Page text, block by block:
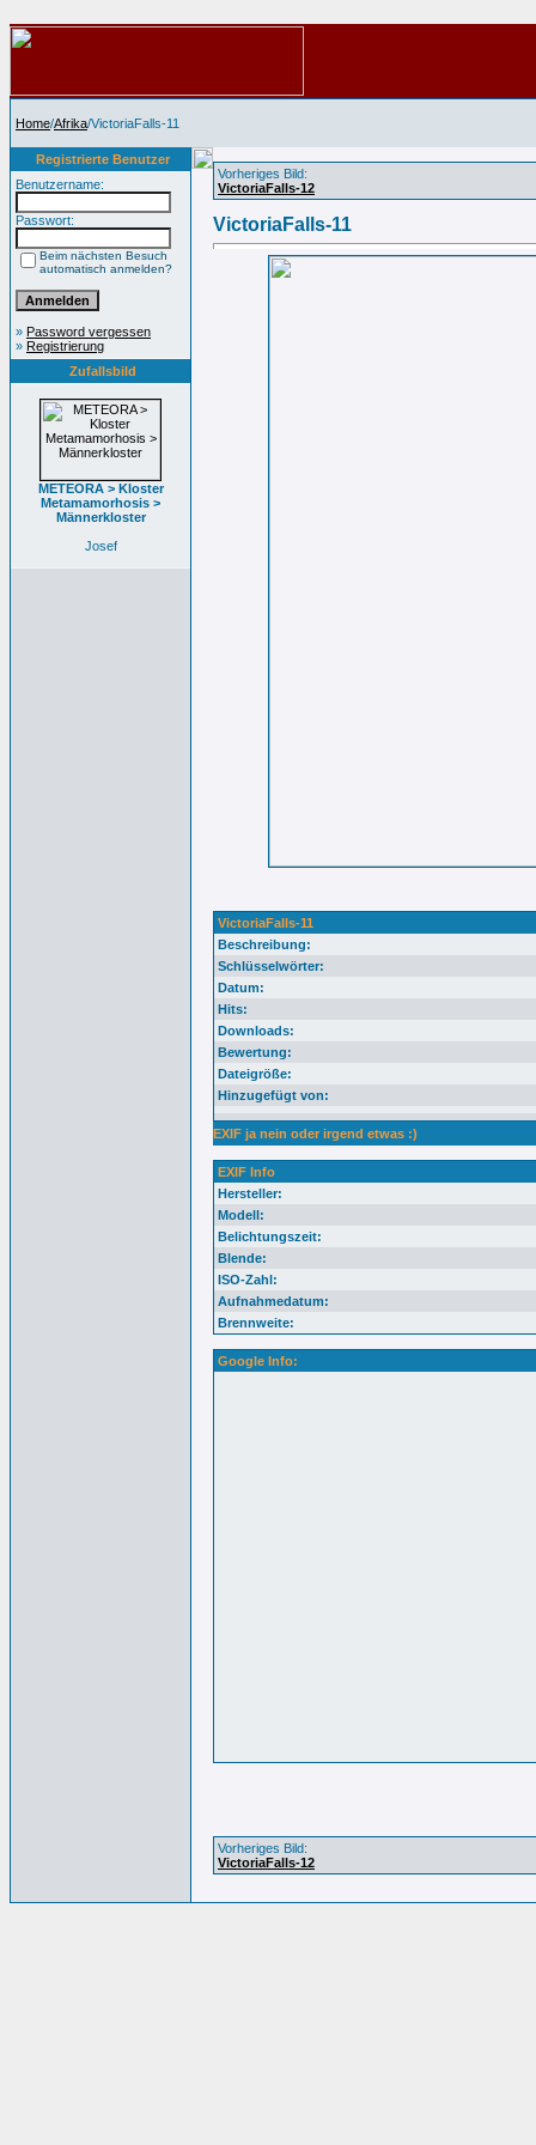
Home/Afrika/VictoriaFalls-11
Registrierte Benutzer
Benutzername:
Passwort:
Beim nächsten Besuch
automatisch anmelden?
» Password vergessen
» Registrierung
Zufallsbild
METEORA > Kloster
Metamamorhosis >
Männerkloster
Josef
Vorheriges Bild:
VictoriaFalls-12
VictoriaFalls-11
VictoriaFalls-11
Beschreibung:
Schlüsselwörter:
Datum:
Hits:
Downloads:
Bewertung:
Dateigröße:
Hinzugefügt von:
EXIF ja nein oder irgend etwas :)
EXIF Info
Hersteller:
Modell:
Belichtungszeit:
Blende:
ISO-Zahl:
Aufnahmedatum:
Brennweite:
Google Info:
Vorheriges Bild:
VictoriaFalls-12